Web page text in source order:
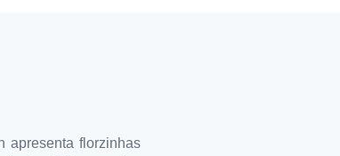
apresenta florzinhas